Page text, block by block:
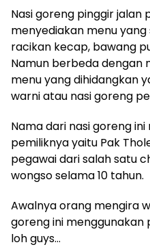
Nasi goreng pinggir jalan
menyediakan menu
racikan kecap, bawang
Namun berbeda dengan
menu yang dihidangkan
warni atau nasi goreng
Nama dari nasi goreng
pemiliknya yaitu Pak
pegawai dari salah satu
wongso selama 10 tahun.
Awalnya orang mengira
goreng ini
loh guys…